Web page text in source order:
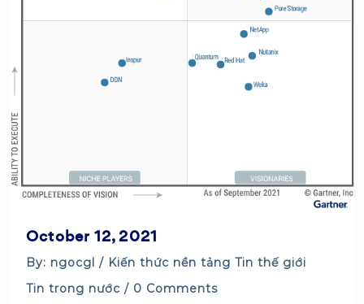
October 12, 2021
By: ngocgl / Kiến thức nền tảng Tin thế giới
Tin trong nước / 0 Comments